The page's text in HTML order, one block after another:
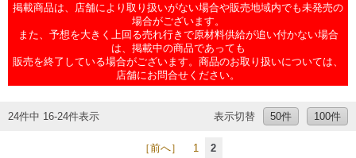
商品カテゴリ一覧
食の安全・安心への取組み
nanacoトップ
マルチコピー機でできることトップ
企業情報トップ
ニュースリリース
私たちの取組み
サステナビリティ
掲載商品は、店舗により取り扱いがない場合や販売地域内でも未発売の
場合がございます。
また、予想を大きく上回る売れ行きで原材料供給が追い付かない場合
は、掲載中の商品であっても
販売を終了している場合がございます。商品のお取り扱いについては、
店舗にお問合せください。
24件中 16-24件表示 表示切替 50件 100件
［前へ］ 1 2